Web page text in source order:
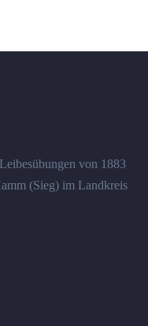
von 1883
(Sieg) im Landkreis